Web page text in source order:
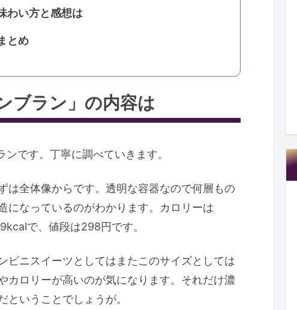
わい方と感想は
とめ
ブラン」の内容は
です。丁寧に調べていきます。
は全体像からです。透明な容器なので何層もの
になっているのがわかります。カロリーは
で、値段は298円です。
ビニスイーツとしてはまたこのサイズとしては
カロリーが高いのが気になります。それだけ濃
ということでしょうが。